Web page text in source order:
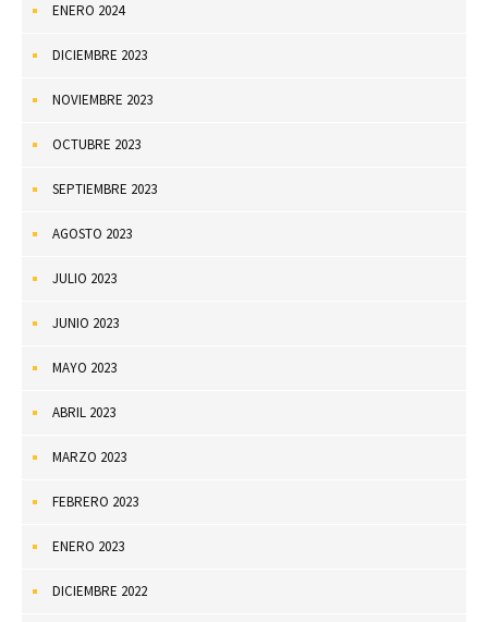
ENERO 2024
DICIEMBRE 2023
NOVIEMBRE 2023
OCTUBRE 2023
SEPTIEMBRE 2023
AGOSTO 2023
JULIO 2023
JUNIO 2023
MAYO 2023
ABRIL 2023
MARZO 2023
FEBRERO 2023
ENERO 2023
DICIEMBRE 2022